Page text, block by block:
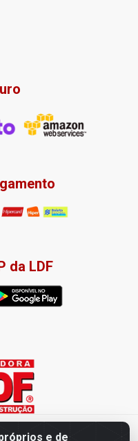
e de
da LDF
Neves, 203 – Bairro